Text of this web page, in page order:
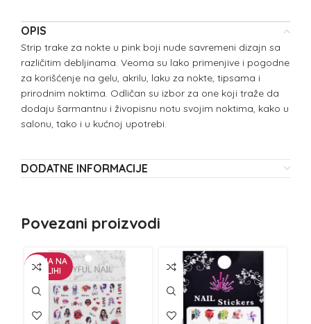
OPIS
Strip trake za nokte u pink boji nude savremeni dizajn sa
različitim debljinama. Veoma su lako primenjive i pogodne
za korišćenje na gelu, akrilu, laku za nokte, tipsama i
prirodnim noktima. Odličan su izbor za one koji traže da
dodaju šarmantnu i živopisnu notu svojim noktima, kako u
salonu, tako i u kućnoj upotrebi.
DODATNE INFORMACIJE
Povezani proizvodi
NEMA NA
ZALIHI